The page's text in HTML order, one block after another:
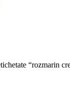
“rozmarin